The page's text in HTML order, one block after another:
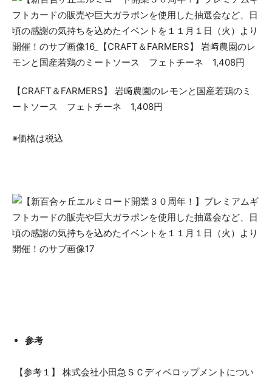
【CRAFT＆FARMERS】 岩﨑農園のレモンと国産若鶏のミ
ートソース フェトチーネ 1,408円
※価格は税込
参考
【参考１】 株式会社小田急ＳＣディベロップメントについ